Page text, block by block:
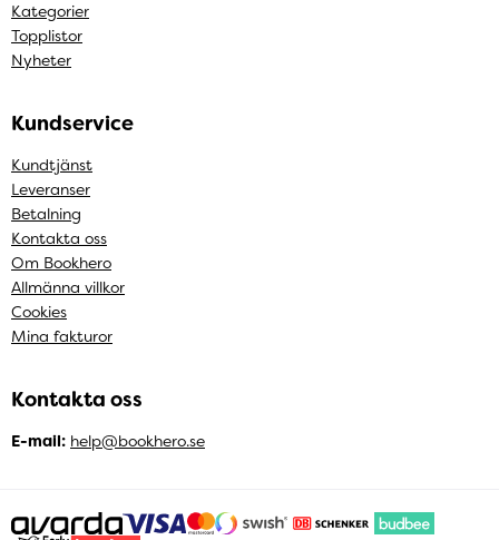
Kategorier
Topplistor
Nyheter
Kundservice
Kundtjänst
Leveranser
Betalning
Kontakta oss
Om Bookhero
Allmänna villkor
Cookies
Mina fakturor
Kontakta oss
E-mail: help@bookhero.se